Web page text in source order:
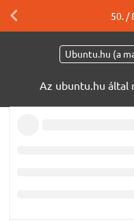
Ubuntu.hu (a
Az ubuntu.hu által
50. /